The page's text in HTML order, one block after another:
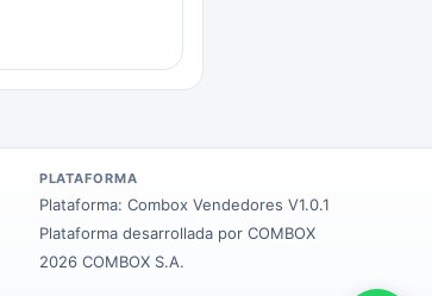
PLATAFORMA
Plataforma: Combox Vendedores V1.0.1
Plataforma desarrollada por COMBOX
2026 COMBOX S.A.